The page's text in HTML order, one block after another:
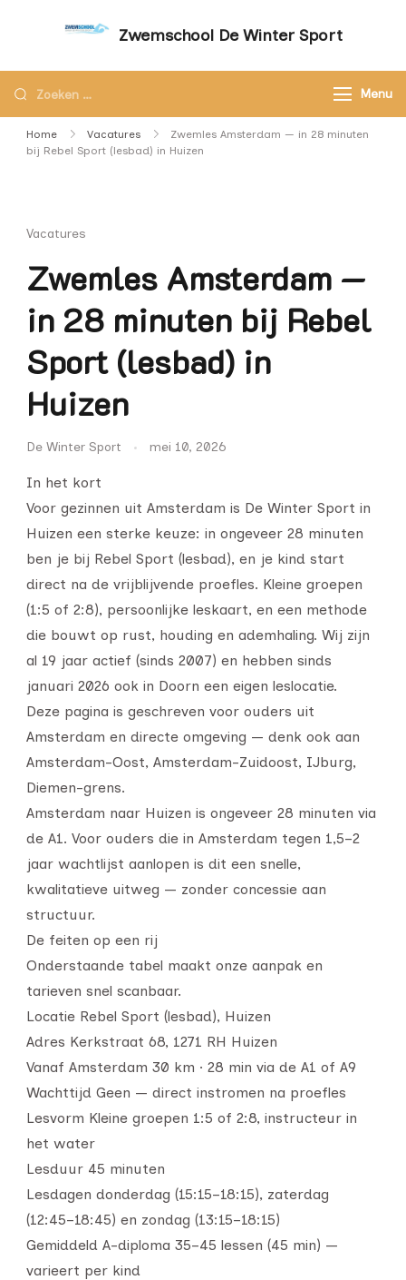
Zwemschool De Winter Sport
aandacht – Zwemschool De Winter Sport
Menu
Home Vacatures
Zwemles Amsterdam — in 28 minuten
bij Rebel Sport (lesbad) in Huizen
Vacatures
Zwemles Amsterdam —
in 28 minuten bij Rebel
Sport (lesbad) in
Huizen
De Winter Sport mei 10, 2026
In het kort
Voor gezinnen uit Amsterdam is De Winter Sport in
Huizen een sterke keuze: in ongeveer 28 minuten
ben je bij Rebel Sport (lesbad), en je kind start
direct na de vrijblijvende proefles. Kleine groepen
(1:5 of 2:8), persoonlijke leskaart, en een methode
die bouwt op rust, houding en ademhaling. Wij zijn
al 19 jaar actief (sinds 2007) en hebben sinds
januari 2026 ook in Doorn een eigen leslocatie.
Deze pagina is geschreven voor ouders uit
Amsterdam en directe omgeving — denk ook aan
Amsterdam-Oost, Amsterdam-Zuidoost, IJburg,
Diemen-grens.
Amsterdam naar Huizen is ongeveer 28 minuten via
de A1. Voor ouders die in Amsterdam tegen 1,5–2
jaar wachtlijst aanlopen is dit een snelle,
kwalitatieve uitweg — zonder concessie aan
structuur.
De feiten op een rij
Onderstaande tabel maakt onze aanpak en
tarieven snel scanbaar.
Locatie Rebel Sport (lesbad), Huizen
Adres Kerkstraat 68, 1271 RH Huizen
Vanaf Amsterdam 30 km · 28 min via de A1 of A9
Wachttijd Geen — direct instromen na proefles
Lesvorm Kleine groepen 1:5 of 2:8, instructeur in
het water
Lesduur 45 minuten
Lesdagen donderdag (15:15–18:15), zaterdag
(12:45–18:45) en zondag (13:15–18:15)
Gemiddeld A-diploma 35–45 lessen (45 min) —
varieert per kind